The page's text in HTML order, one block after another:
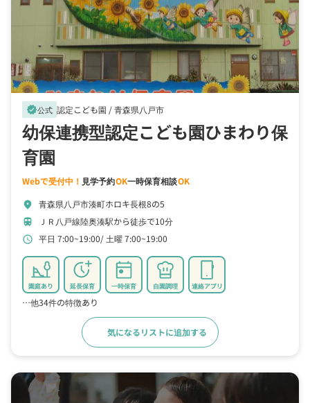
verified公式 認定こども園 /青森県八戸市
幼保連携型認定こども園ひまわり保
育園
Webで受付中！ 見学予約OK一時保育相談OK
location_on 青森県八戸市湊町ホロキ長根8の5
train ＪＲ八戸線陸奥湊駅から徒歩で10分
schedule 平日 7:00~19:00 土曜 7:00~19:00
園庭あり 延長保育 一時保育 自園調理 連絡アプリ
…他34件の特徴あり
気になるリストに追加する